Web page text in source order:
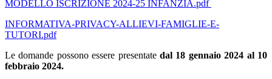
MODELLO ISCRIZIONE 2024-25 INFANZIA.pdf
INFORMATIVA-PRIVACY-ALLIEVI-FAMIGLIE-E-
TUTORI.pdf
Le domande possono essere presentate dal 18 gennaio 2024 al 10
febbraio 2024.